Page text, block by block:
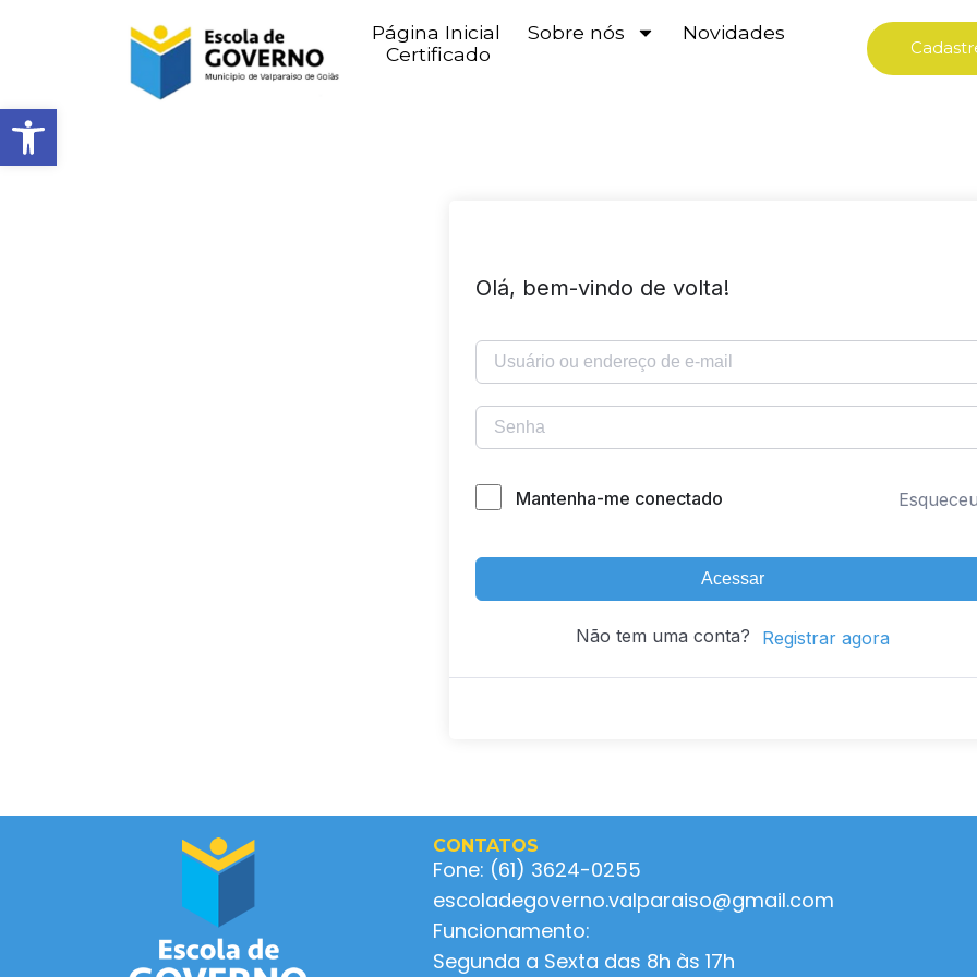
Abrir barra de ferramentas
Página Inicial Sobre nós
Novidades
Certificado
Olá, bem-vindo de volta!
Mantenha-me conectado
Acessar
Não tem uma conta? Registrar agora
CONTATOS
Fone: (61) 3624-0255
escoladegoverno.valparaiso@gmail.com
Funcionamento:
Segunda a Sexta das 8h às 17h